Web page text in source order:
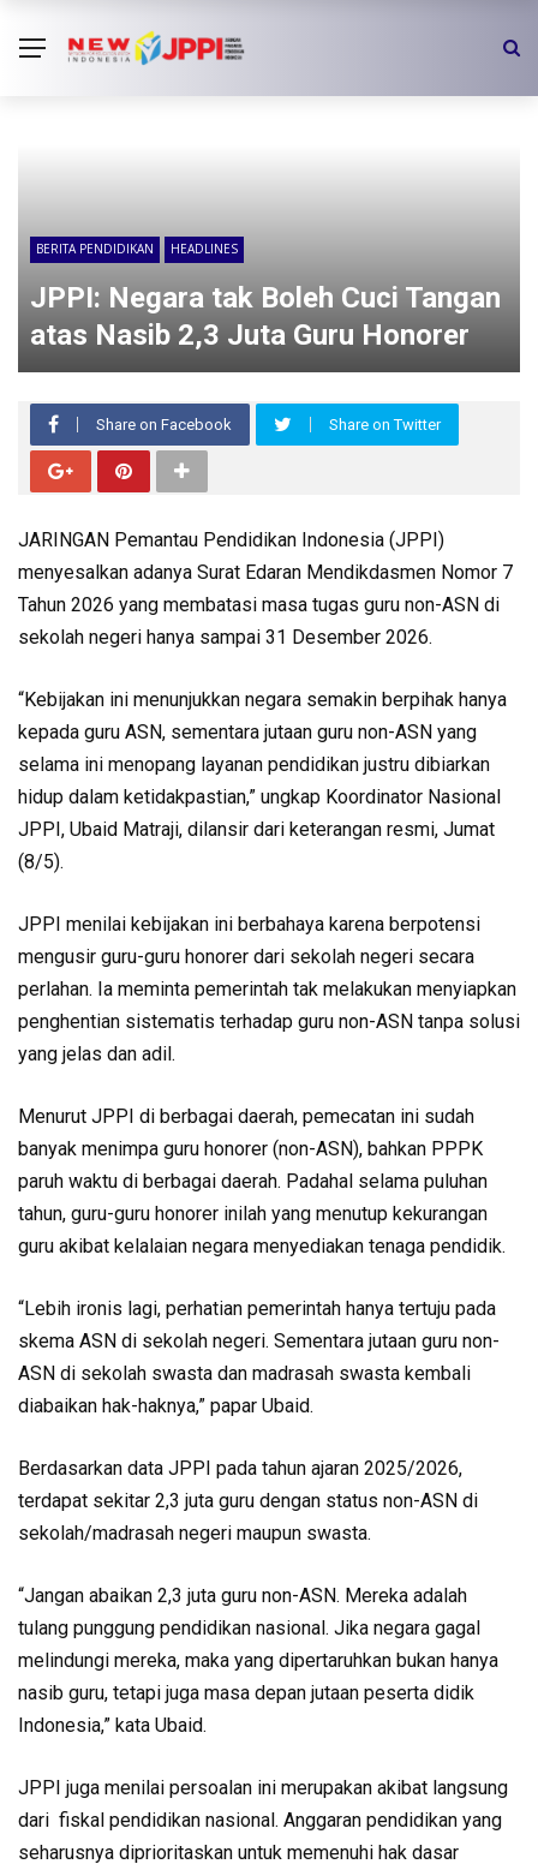
BERITA PENDIDIKAN HEADLINES
JPPI: Negara tak Boleh Cuci Tangan
atas Nasib 2,3 Juta Guru Honorer
Share on Facebook Share on Twitter
JARINGAN Pemantau Pendidikan Indonesia (JPPI)
menyesalkan adanya Surat Edaran Mendikdasmen Nomor 7
Tahun 2026 yang membatasi masa tugas guru non-ASN di
sekolah negeri hanya sampai 31 Desember 2026.
“Kebijakan ini menunjukkan negara semakin berpihak hanya
kepada guru ASN, sementara jutaan guru non-ASN yang
selama ini menopang layanan pendidikan justru dibiarkan
hidup dalam ketidakpastian,” ungkap Koordinator Nasional
JPPI, Ubaid Matraji, dilansir dari keterangan resmi, Jumat
(8/5).
JPPI menilai kebijakan ini berbahaya karena berpotensi
mengusir guru-guru honorer dari sekolah negeri secara
perlahan. Ia meminta pemerintah tak melakukan menyiapkan
penghentian sistematis terhadap guru non-ASN tanpa solusi
yang jelas dan adil.
Menurut JPPI di berbagai daerah, pemecatan ini sudah
banyak menimpa guru honorer (non-ASN), bahkan PPPK
paruh waktu di berbagai daerah. Padahal selama puluhan
tahun, guru-guru honorer inilah yang menutup kekurangan
guru akibat kelalaian negara menyediakan tenaga pendidik.
“Lebih ironis lagi, perhatian pemerintah hanya tertuju pada
skema ASN di sekolah negeri. Sementara jutaan guru non-
ASN di sekolah swasta dan madrasah swasta kembali
diabaikan hak-haknya,” papar Ubaid.
Berdasarkan data JPPI pada tahun ajaran 2025/2026,
terdapat sekitar 2,3 juta guru dengan status non-ASN di
sekolah/madrasah negeri maupun swasta.
“Jangan abaikan 2,3 juta guru non-ASN. Mereka adalah
tulang punggung pendidikan nasional. Jika negara gagal
melindungi mereka, maka yang dipertaruhkan bukan hanya
nasib guru, tetapi juga masa depan jutaan peserta didik
Indonesia,” kata Ubaid.
JPPI juga menilai persoalan ini merupakan akibat langsung
dari fiskal pendidikan nasional. Anggaran pendidikan yang
seharusnya diprioritaskan untuk memenuhi hak dasar